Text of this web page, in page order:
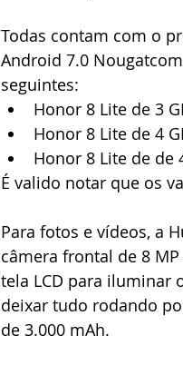
Todas contam com o
Android 7.0
seguintes:
Honor 8 Lite de 3
Honor 8 Lite de 4
Honor 8 Lite de de
É valido notar que os
Para fotos e vídeos, a
câmera frontal de 8
tela LCD para iluminar
deixar tudo rodando
de 3.000 mAh.